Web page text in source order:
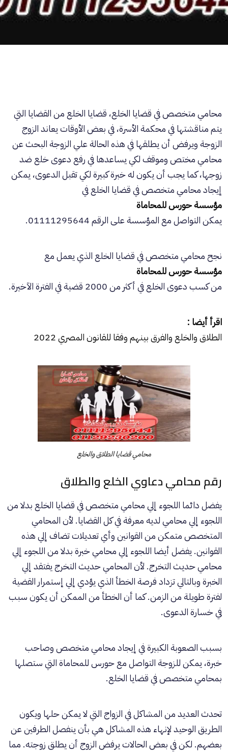
محامي متخصص في قضايا الخلع، قضايا الخلع من القضايا التي
يتم مناقشتها في محكمة الأسرة، في بعض الأوقات يعاند الزوج
الزوجة ويرفض أن يطلقها في هذه الحالة علي الزوجة البحث عن
محامي مختص وموقف لكي يساعدها في رفع دعوى خلع ضد
زوجها، كما يجب أن يكون له خبرة كبيرة لكي تقبل الدعوى، يمكن
إيجاد محامي متخصص في قضايا الخلعفي
مؤسسة حورس للمحاماة
يمكن التواصل مع المؤسسة على الرقم 01111295644.
نجح محامي متخصص في قضايا الخلع الذي يعمل مع
مؤسسة حورس للمحاماة
من كسب دعوىالخلعفي أكثر من 2000 قضية في الفترة الآخيرة.
اقرأ أيضا :
الطلاق والخلع والفرق بينهم وفقا للقانون المصري 2022
محامي قضايا الطلاق والخلع
رقم محامي دعاوي الخلع والطلاق
يفضل دائما اللجوء إلي محامي متخصص في قضايا الخلع بدلا من
اللجوء إلي محامي لديه معرفة في كل القضايا. لأن المحامي
المتخصص متمكن من القوانين وأي تعديلات تضاف إلي هذه
القوانين. يفضل أيضا اللجوء إلي محامي خبرة بدلا من اللجوء إلي
محامي حديث التخرج. لأن المحامي حديث التخرج يفتقد إلي
الخبرة وبالتالي تزداد فرصة الخطأ الذي يؤدي إلي إستمرار القضية
لفترة طويلة من الزمن. كما أن الخطأ من الممكن أن يكون سبب
في خسارة الدعوى.
بسبب الصعوبة الكبيرة في إيجاد محامي متخصص وصاحب
خبرة، يمكن للزوجة التواصل مع حورس للمحاماة التي ستصلها
بمحامي متخصص في قضايا الخلع.
تحدث العديد من المشاكل في الزواج التي لا يمكن حلها ويكون
الطريق الوحيد لإنهاء هذه المشاكل هي بأن ينفصل الطرفين عن
بعضهم. لكن في بعض الحالات يرفض الزوج أن يطلق زوجته. مما